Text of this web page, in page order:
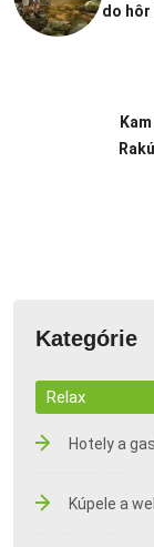
do hôr
Kategórie
Relax
Hotely a
Kúpele a